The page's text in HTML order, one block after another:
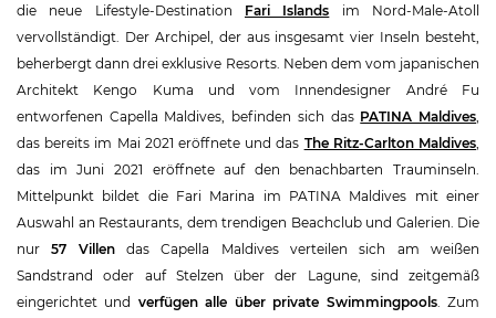
die neue Lifestyle-Destination Fari Islands im Nord-Male-Atoll
vervollständigt. Der Archipel, der aus insgesamt vier Inseln besteht,
beherbergt dann drei exklusive Resorts. Neben dem vom japanischen
Architekt Kengo Kuma und vom Innendesigner André Fu
entworfenen Capella Maldives, befinden sich das PATINA Maldives
das bereits im Mai 2021 eröffnete und das The Ritz-Carlton Maldives
das im Juni 2021 eröffnete auf den benachbarten Trauminseln.
Mittelpunkt bildet die Fari Marina im PATINA Maldives mit einer
Auswahl an Restaurants, dem trendigen Beachclub und Galerien. Die
nur57 Villendas Capella Maldives verteilen sich am weißen
Sandstrand oder auf Stelzen über der Lagune, sind zeitgemäß
eingerichtet und verfügen alle über private Swimmingpools. Zum